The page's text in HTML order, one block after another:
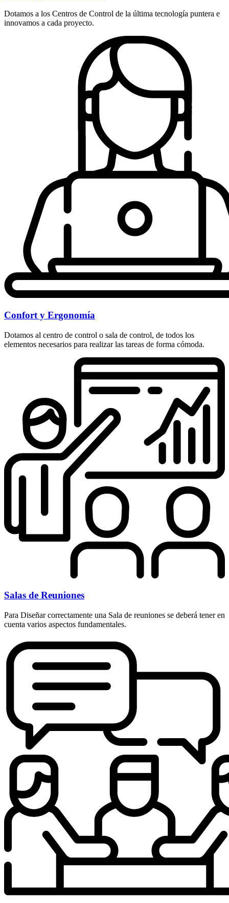
Dotamos a los Centros de Control de la última tecnología puntera e
innovamos a cada proyecto.
Confort y Ergonomía
Dotamos al centro de control o sala de control, de todos los
elementos necesarios para realizar las tareas de forma cómoda.
Salas de Reuniones
Para Diseñar correctamente una Sala de reuniones se deberá tener en
cuenta varios aspectos fundamentales.